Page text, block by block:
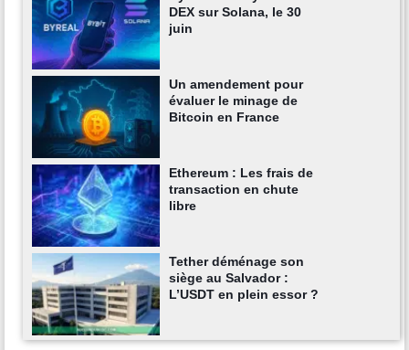
DEX sur Solana, le 30
juin
Un amendement pour
évaluer le minage de
Bitcoin en France
Ethereum : Les frais de
transaction en chute
libre
Tether déménage son
siège au Salvador :
L’USDT en plein essor ?